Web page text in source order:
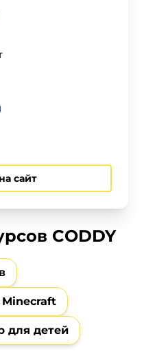
сайт
CODDY
для детей